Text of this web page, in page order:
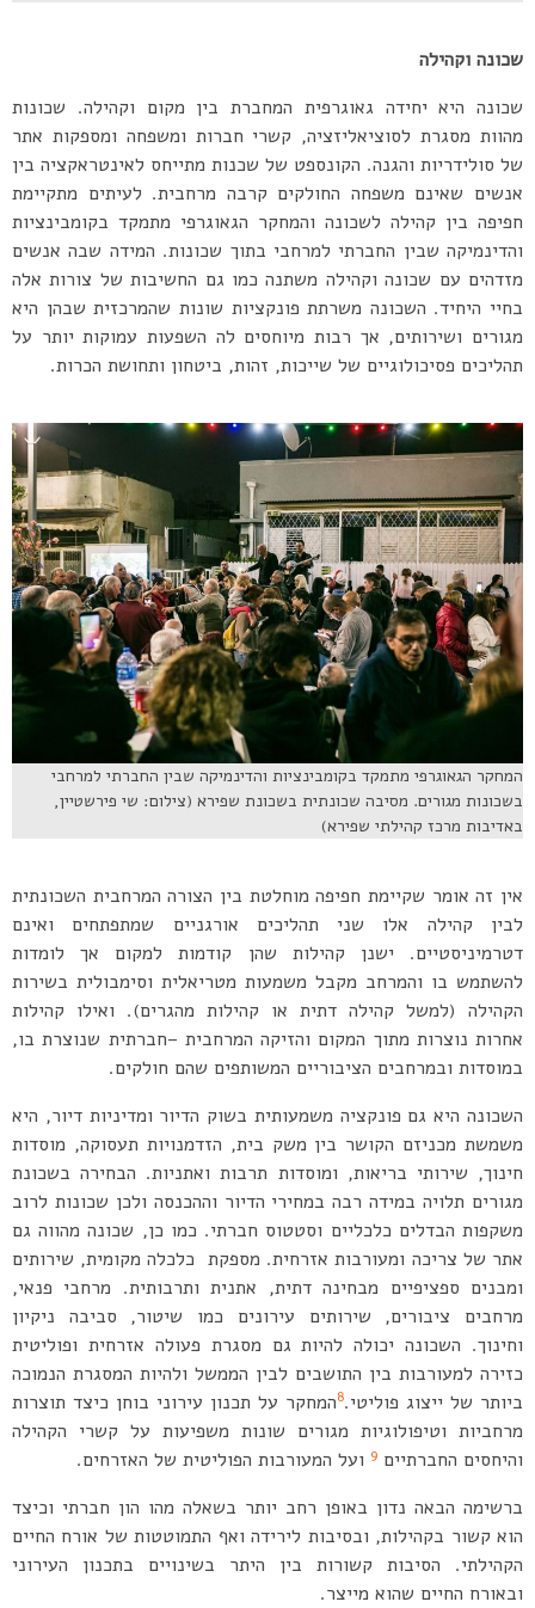
שכונה וקהילה
שכונה היא יחידה גאוגרפית המחברת בין מקום וקהילה. שכונות
מהוות מסגרת לסוציאליזציה, קשרי חברות ומשפחה ומספקות אתר
של סולידריות והגנה. הקונספט של שכנות מתייחס לאינטראקציה בין
אנשים שאינם משפחה החולקים קרבה מרחבית. לעיתים מתקיימת
חפיפה בין קהילה לשכונה והמחקר הגאוגרפי מתמקד בקומבינציות
והדינמיקה שבין החברתי למרחבי בתוך שכונות. המידה שבה אנשים
מזדהים עם שכונה וקהילה משתנה כמו גם החשיבות של צורות אלה
בחיי היחיד. השכונה משרתת פונקציות שונות שהמרכזית שבהן היא
מגורים ושירותים, אך רבות מיוחסים לה השפעות עמוקות יותר על
תהליכים פסיכולוגיים של שייכות, זהות, ביטחון ותחושת הכרות.
המחקר הגאוגרפי מתמקד בקומבינציות והדינמיקה שבין החברתי למרחבי
בשכונות מגורים. מסיבה שכונתית בשכונת שפירא (צילום: שי פירשטיין,
באדיבות מרכז קהילתי שפירא)
אין זה אומר שקיימת חפיפה מוחלטת בין הצורה המרחבית השכונתית
לבין קהילה אלו שני תהליכים אורגניים שמתפתחים ואינם
דטרמיניסטיים. ישנן קהילות שהן קודמות למקום אך לומדות
להשתמש בו והמרחב מקבל משמעות מטריאלית וסימבולית בשירות
הקהילה (למשל קהילה דתית או קהילות מהגרים). ואילו קהילות
אחרות נוצרות מתוך המקום והזיקה המרחבית –חברתית שנוצרת בו,
במוסדות ובמרחבים הציבוריים המשותפים שהם חולקים.
השכונה היא גם פונקציה משמעותית בשוק הדיור ומדיניות דיור, היא
משמשת מכניזם הקושר בין משק בית, הזדמנויות תעסוקה, מוסדות
חינוך, שירותי בריאות, ומוסדות תרבות ואתניות. הבחירה בשכונת
מגורים תלויה במידה רבה במחירי הדיור וההכנסה ולכן שכונות לרוב
משקפות הבדלים כלכליים וסטטוס חברתי. כמו כן, שכונה מהווה גם
אתר של צריכה ומעורבות אזרחית. מספקת כלכלה מקומית, שירותים
ומבנים ספציפיים מבחינה דתית, אתנית ותרבותית. מרחבי פנאי,
מרחבים ציבורים, שירותים עירונים כמו שיטור, סביבה ניקיון
וחינוך. השכונה יכולה להיות גם מסגרת פעולה אזרחית ופוליטית
כזירה למעורבות בין התושבים לבין הממשל ולהיות המסגרת הנמוכה
ביותר של ייצוג פוליטי.8המחקר על תכנון עירוני בוחן כיצד תוצרות
מרחביות וטיפולוגיות מגורים שונות משפיעות על קשרי הקהילה
והיחסים החברתיים 9 ועל המעורבות הפוליטית של האזרחים.
ברשימה הבאה נדון באופן רחב יותר בשאלה מהו הון חברתי וכיצד
הוא קשור בקהילות, ובסיבות לירידה ואף התמוטטות של אורח החיים
הקהילתי. הסיבות קשורות בין היתר בשינויים בתכנון העירוני
ובאורח החיים שהוא מייצר.